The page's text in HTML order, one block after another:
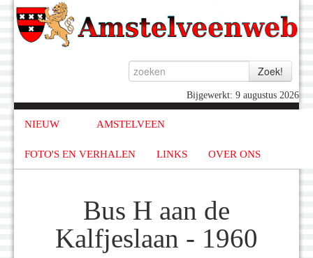
Bijgewerkt: 9 augustus 2026
NIEUW AMSTELVEEN
FOTO'S EN VERHALEN LINKS OVER ONS
Bus H aan de
Kalfjeslaan - 1960